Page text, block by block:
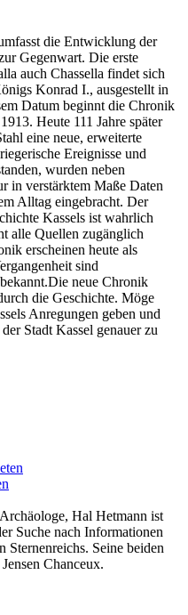
die Entwicklung der
Gegenwart. Die erste
auch Chassella findet sich
Konrad I., ausgestellt in
Datum beginnt die Chronik
Heute 111 Jahre später
eine neue, erweiterte
Ereignisse und
wurden neben
in verstärktem Maße Daten
Alltag eingebracht. Der
Kassels ist wahrlich
alle Quellen zugänglich
erscheinen heute als
sind
neue Chronik
die Geschichte. Möge
Anregungen geben und
Stadt Kassel genauer zu
Hal Hetmann ist
Suche nach Informationen
Sternenreichs. Seine beiden
Chanceux.